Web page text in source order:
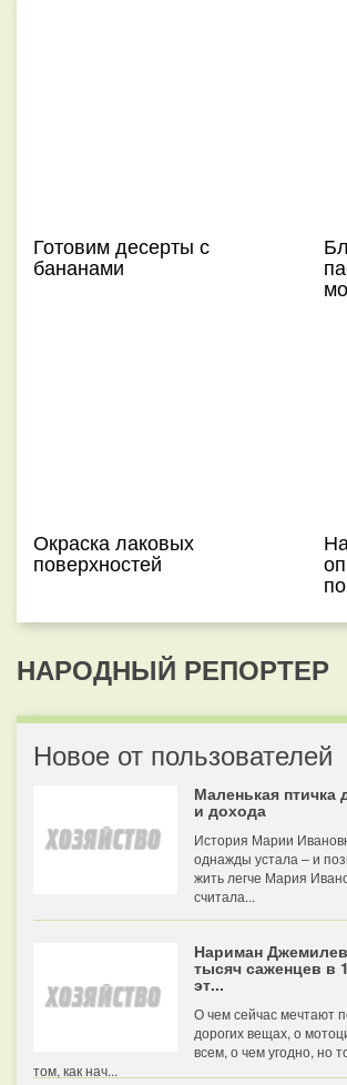
Готовим десерты с
бананами
Окраска лаковых
поверхностей
НАРОДНЫЙ РЕПОРТЕР
Новое от пользователей
Маленькая птичка
и дохода
История Марии
однажды устала – и
жить легче Мария
считала...
Нариман
тысяч саженцев в
эт...
О чем сейчас мечтают
дорогих вещах, о
всем, о чем угодно, но
том, как нач...